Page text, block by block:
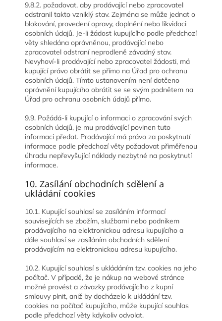
9.8.2. požadovat, aby prodávající nebo zpracovatel
odstranil takto vzniklý stav. Zejména se může jednat o
blokování, provedení opravy, doplnění nebo likvidaci
osobních údajů. Je-li žádost kupujícího podle předchozí
věty shledána oprávněnou, prodávající nebo
zpracovatel odstraní neprodleně závadný stav.
Nevyhoví-li prodávající nebo zpracovatel žádosti, má
kupující právo obrátit se přímo na Úřad pro ochranu
osobních údajů. Tímto ustanovením není dotčeno
oprávnění kupujícího obrátit se se svým podnětem na
Úřad pro ochranu osobních údajů přímo.
9.9. Požádá-li kupující o informaci o zpracování svých
osobních údajů, je mu prodávající povinen tuto
informaci předat. Prodávající má právo za poskytnutí
informace podle předchozí věty požadovat přiměřenou
úhradu nepřevyšující náklady nezbytné na poskytnutí
informace.
10. Zasílání obchodních sdělení a
ukládání cookies
10.1. Kupující souhlasí se zasíláním informací
souvisejících se zbožím, službami nebo podnikem
prodávajícího na elektronickou adresu kupujícího a
dále souhlasí se zasíláním obchodních sdělení
prodávajícím na elektronickou adresu kupujícího.
10.2. Kupující souhlasí s ukládáním tzv. cookies na jeho
počítač. V případě, že je nákup na webové stránce
možné provést a závazky prodávajícího z kupní
smlouvy plnit, aniž by docházelo k ukládání tzv.
cookies na počítač kupujícího, může kupující souhlas
podle předchozí věty kdykoliv odvolat.